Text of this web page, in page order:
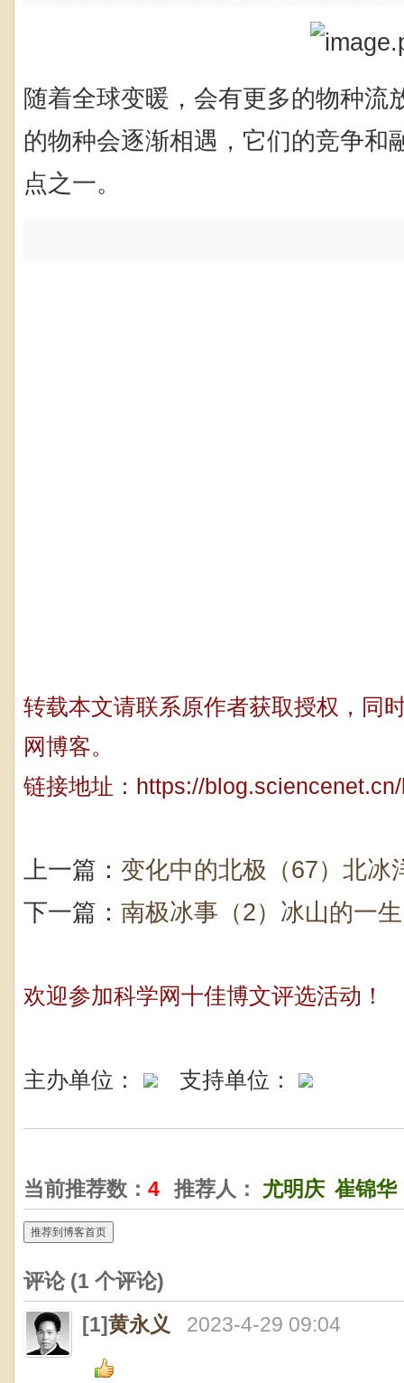
随着全球变暖，会有更多的物种流
的物种会逐渐相遇，它们的竞争和
点之一。
转载本文请联系原作者获取授权，同
网博客。
链接地址： https://
上一篇： 变化中的北极（67）北冰
下一篇： 南极冰事（2）冰山的一生
欢迎参加科学网十佳博文评选活动！
主办单位： 支持单位：
当前推荐数： 4 推荐人： 尤明庆 崔锦华
推荐到博客首页
评论 (1 个评论)
[1]黄永义 2023-4-29 09:04